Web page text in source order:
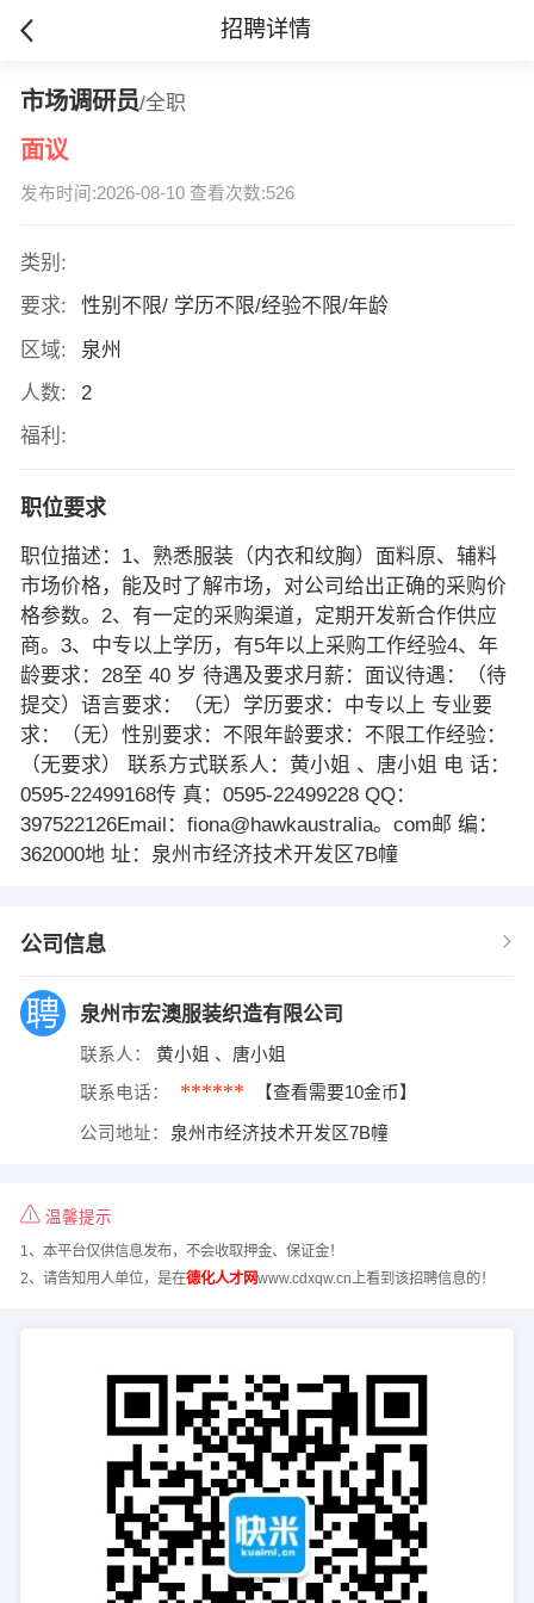
招聘详情
市场调研员/全职
面议
发布时间:2026-08-10 查看次数:526
类别:
要求:
性别不限/ 学历不限/经验不限/年龄
区域:
泉州
人数:
2
福利:
职位要求
职位描述：1、熟悉服装（内衣和纹胸）面料原、辅料
市场价格，能及时了解市场，对公司给出正确的采购价
格参数。2、有一定的采购渠道，定期开发新合作供应
商。3、中专以上学历，有5年以上采购工作经验4、年
龄要求：28至 40 岁 待遇及要求月薪：面议待遇：（待
提交）语言要求：（无）学历要求：中专以上 专业要
求：（无）性别要求：不限年龄要求：不限工作经验：
（无要求） 联系方式联系人：黄小姐 、唐小姐 电 话：
0595-22499168传 真：0595-22499228 QQ：
397522126Email：fiona@hawkaustralia。com邮 编：
362000地 址：泉州市经济技术开发区7B幢
公司信息
泉州市宏澳服装织造有限公司
联系人： 黄小姐 、唐小姐
联系电话： ****** 【查看需要10金币】
公司地址： 泉州市经济技术开发区7B幢
温馨提示
1、本平台仅供信息发布，不会收取押金、保证金！
2、请告知用人单位，是在德化人才网www.cdxqw.cn上看到该招聘信息的！